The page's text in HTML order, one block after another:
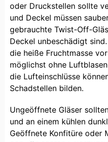
oder Druckstellen sollte
und Deckel müssen
gebrauchte Twist-Off-
Deckel unbeschädigt
die heiße Fruchtmasse
möglichst ohne
die Lufteinschlüsse
Schadstellen bilden.
Ungeöffnete Gläser
und an einem kühlen
Geöffnete Konfitüre oder